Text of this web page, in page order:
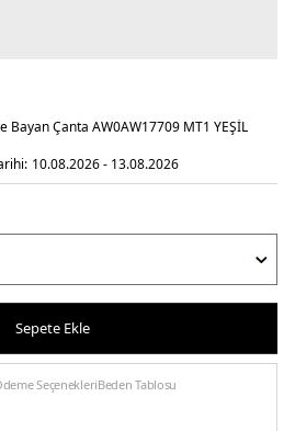
Bayan Çanta AW0AW17709 MT1 YEŞİL
10.08.2026 - 13.08.2026
Sepete Ekle
SeçenekleriBeden Tablosu